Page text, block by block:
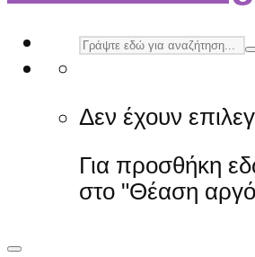
Δεν έχουν
Για προσθήκη
στο "Θέαση